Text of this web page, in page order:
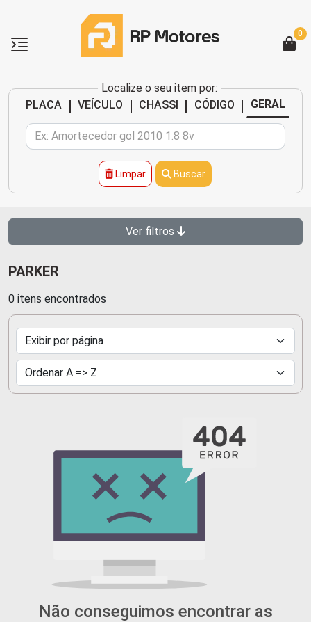
Localize o seu item por:
PLACA
| VEÍCULO | CHASSI | CÓDIGO | GERAL
Limpar Buscar
0
Ver filtros
PARKER
0 itens encontrados
Não conseguimos encontrar as